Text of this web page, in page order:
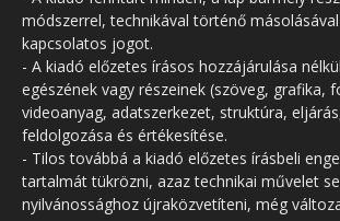
módszerrel, technikával történő
kapcsolatos jogot.
- A kiadó előzetes írásos hozzájárulása
egészének vagy részeinek (szöveg, grafika,
videoanyag, adatszerkezet, struktúra,
feldolgozása és értékesítése.
- Tilos továbbá a kiadó előzetes írásbeli
tartalmát tükrözni, azaz technikai művelet
nyilvánossághoz újraközvetíteni, még